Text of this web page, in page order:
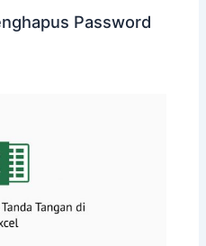
Password